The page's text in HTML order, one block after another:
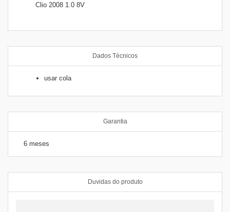
Clio 2008 1.0 8V
Dados Técnicos
usar cola
Garantia
6 meses
Duvidas do produto